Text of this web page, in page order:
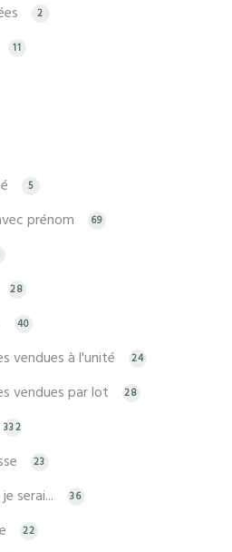
2
11
5
prénom 69
28
40
vendues à l'unité 24
vendues par lot 28
332
23
serai... 36
22